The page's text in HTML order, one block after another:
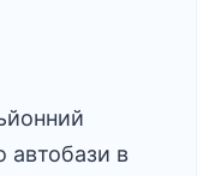
автобази в